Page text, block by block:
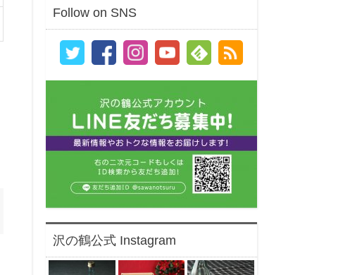
Follow on SNS
沢の鶴公式 Instagram